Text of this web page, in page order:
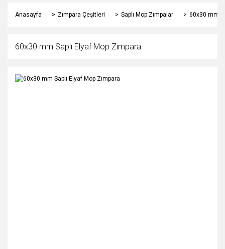
Anasayfa Zımpara Çeşitleri Saplı Mop Zımpalar 60x30 mm
60x30 mm Saplı Elyaf Mop Zımpara